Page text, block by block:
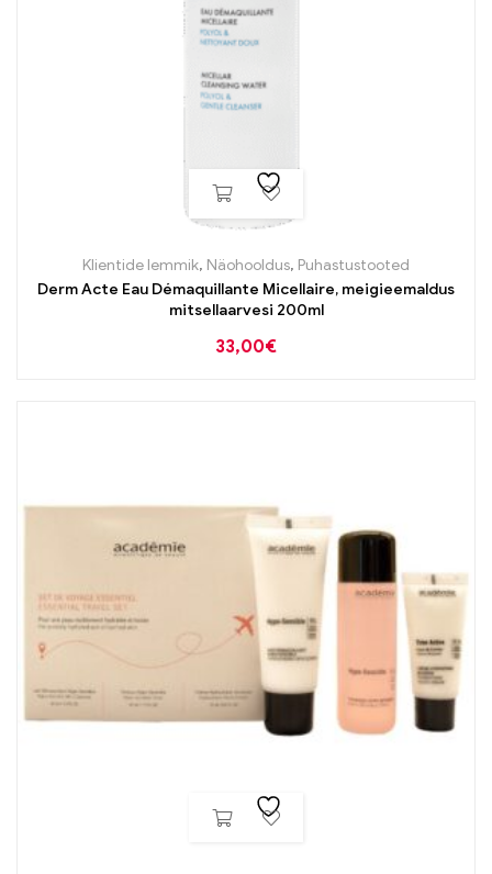
Klientide lemmik, Näohooldus, Puhastustooted
Derm Acte Eau Démaquillante Micellaire, meigieemaldus
mitsellaarvesi 200ml
33,00€